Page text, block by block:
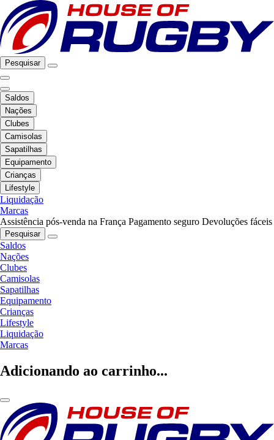
Pesquisar
Saldos
Nações
Clubes
Camisolas
Sapatilhas
Equipamento
Crianças
Lifestyle
Liquidação
Marcas
Assistência pós-venda na França Pagamento seguro Devoluções fáceis
Pesquisar
Saldos
Nações
Clubes
Camisolas
Sapatilhas
Equipamento
Crianças
Lifestyle
Liquidação
Marcas
Adicionando ao carrinho...